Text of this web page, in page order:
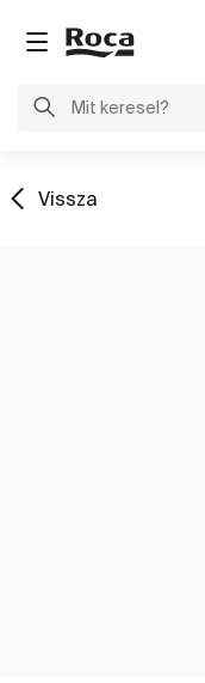
Vissza